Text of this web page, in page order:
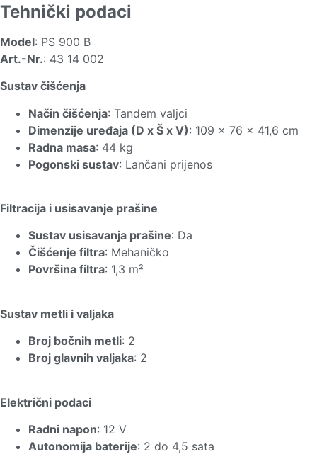
Tehnički podaci
Model: PS 900 B
Art.-Nr.: 43 14 002
Sustav čišćenja
Način čišćenja: Tandem valjci
Dimenzije uređaja (D x Š x V): 109 x 76 x 41,6 cm
Radna masa: 44 kg
Pogonski sustav: Lančani prijenos
Filtracija i usisavanje prašine
Sustav usisavanja prašine: Da
Čišćenje filtra: Mehaničko
Površina filtra: 1,3 m²
Sustav metli i valjaka
Broj bočnih metli: 2
Broj glavnih valjaka: 2
Električni podaci
Radni napon: 12 V
Autonomija baterije: 2 do 4,5 sata